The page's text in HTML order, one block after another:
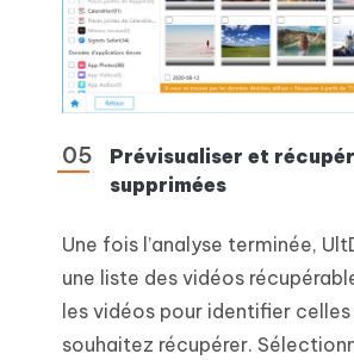
Prévisualiser et
supprimées
Une fois l’analyse terminée,
une liste des vidéos
les vidéos pour identifier celles
souhaitez récupérer.